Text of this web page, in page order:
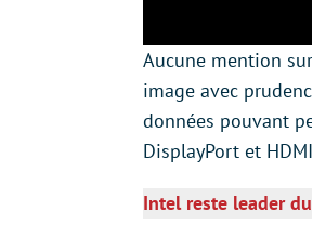
Aucune mention
image avec
données pouvant
DisplayPort et
Intel reste leader